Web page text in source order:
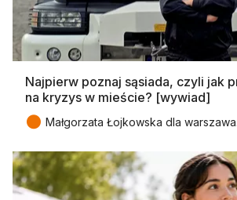
Najpierw poznaj sąsiada, czyli jak
na kryzys w mieście? [wywiad]
● Małgorzata Łojkowska dla